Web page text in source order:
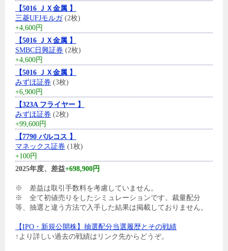
【5016 ＪＸ金属 】
三菱UFJモルガ(2枚)
+4,600円
【5016 ＪＸ金属 】
SMBC日興証券 (2枚)
+4,600円
【5016 ＪＸ金属 】
みずほ証券 (3枚)
+6,900円
【323A フライヤー 】
みずほ証券 (2枚)
+99,600円
【7790 バルコス 】
マネックス証券 (1枚)
+100円
2025年度、差益+698,900円
※ 差益は取引手数料を考慮していません。
※ 全て初値売りをしたシミュレーションです。裁量配分
等、抽選と違う方法で入手した結果は掲載しておりません。
【IPO・新規公開株】抽選配分当選履歴とその戦績
↑より詳しい過去の戦績はリンク先からどうぞ。